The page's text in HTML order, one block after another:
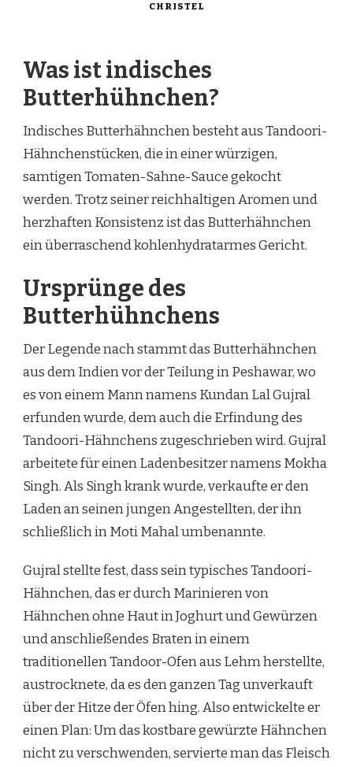
CHRISTEL
Was ist indisches
Butterhühnchen?
Indisches Butterhähnchen besteht aus Tandoori-
Hähnchenstücken, die in einer würzigen,
samtigen Tomaten-Sahne-Sauce gekocht
werden. Trotz seiner reichhaltigen Aromen und
herzhaften Konsistenz ist das Butterhähnchen
ein überraschend kohlenhydratarmes Gericht.
Ursprünge des
Butterhühnchens
Der Legende nach stammt das Butterhähnchen
aus dem Indien vor der Teilung in Peshawar, wo
es von einem Mann namens Kundan Lal Gujral
erfunden wurde, dem auch die Erfindung des
Tandoori-Hähnchens zugeschrieben wird. Gujral
arbeitete für einen Ladenbesitzer namens Mokha
Singh. Als Singh krank wurde, verkaufte er den
Laden an seinen jungen Angestellten, der ihn
schließlich in Moti Mahal umbenannte.
Gujral stellte fest, dass sein typisches Tandoori-
Hähnchen, das er durch Marinieren von
Hähnchen ohne Haut in Joghurt und Gewürzen
und anschließendes Braten in einem
traditionellen Tandoor-Ofen aus Lehm herstellte,
austrocknete, da es den ganzen Tag unverkauft
über der Hitze der Öfen hing. Also entwickelte er
einen Plan: Um das kostbare gewürzte Hähnchen
nicht zu verschwenden, servierte man das Fleisch